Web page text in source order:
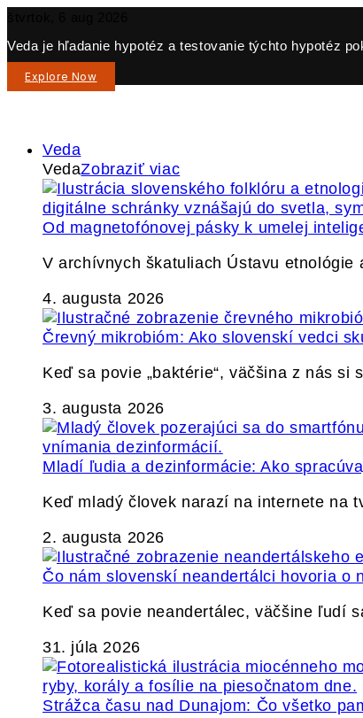
Veda je hľadanie hypotéz a testovanie týchto hypotéz
Explore Now
Veda
VedaZobraziť viac
Od magnetofónovej pásky k umelej
V archívnych škatuliach Ústavu
4. augusta 2026
Črevný mikrobióm: Ako slovenskí vedci
Keď sa povie „baktérie“, väčšina z nás
3. augusta 2026
Mladí ľudia a dezinformácie: Ako
Keď mladý človek narazí na internete na
2. augusta 2026
Čo nám slovenskí neandertálci hovoria o
Keď sa povie neandertálec, väčšine ľudí
31. júla 2026
Strážca času nad Dunajom: Čo všetko